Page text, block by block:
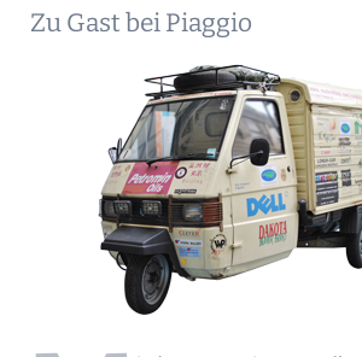
Zu Gast bei Piaggio